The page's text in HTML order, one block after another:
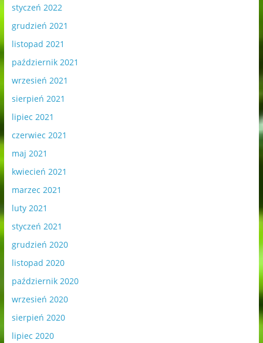
styczeń 2022
grudzień 2021
listopad 2021
październik 2021
wrzesień 2021
sierpień 2021
lipiec 2021
czerwiec 2021
maj 2021
kwiecień 2021
marzec 2021
luty 2021
styczeń 2021
grudzień 2020
listopad 2020
październik 2020
wrzesień 2020
sierpień 2020
lipiec 2020